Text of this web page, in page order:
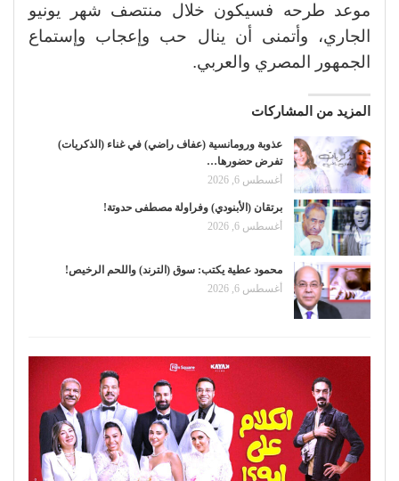
موعد طرحه فسيكون خلال منتصف شهر يونيو
الجاري، وأتمنى أن ينال حب وإعجاب وإستماع
الجمهور المصري والعربي.
المزيد من المشاركات
عذوبة ورومانسية (عفاف راضي) في غناء (الذكريات)
تفرض حضورها…
أغسطس 6, 2026
برتقان (الأبنودي) وفراولة مصطفى حدوتة!
أغسطس 6, 2026
محمود عطية يكتب: سوق (الترند) واللحم الرخيص!
أغسطس 6, 2026